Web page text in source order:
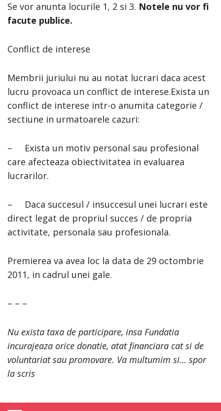
Se vor anunta locurile 1, 2 si 3. Notele nu vor fi
facute publice.
Conflict de interese
Membrii juriului nu au notat lucrari daca acest
lucru provoaca un conflict de interese.Exista un
conflict de interese intr-o anumita categorie /
sectiune in urmatoarele cazuri:
– Exista un motiv personal sau profesional
care afecteaza obiectivitatea in evaluarea
lucrarilor.
– Daca succesul / insuccesul unei lucrari este
direct legat de propriul succes / de propria
activitate, personala sau profesionala.
Premierea va avea loc la data de 29 octombrie
2011, in cadrul unei gale.
– – –
Nu exista taxa de participare, insa Fundatia
incurajeaza orice donatie, atat financiara cat si de
voluntariat sau promovare. Va multumim si… spor
la scris